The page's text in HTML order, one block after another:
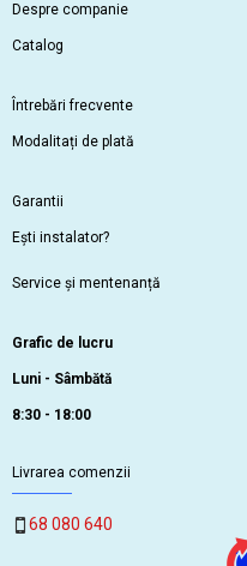
Despre companie
Catalog
Întrebări frecvente
Modalitați de plată
Garantii
Ești instalator?
Service și mentenanță
Grafic de lucru
Luni - Sâmbătă
8:30 - 18:00
Livrarea comenzii
68 080 640